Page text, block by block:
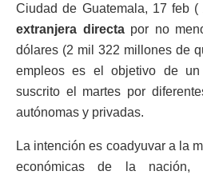
Ciudad de Guatemala, 17 feb (
extranjera directapor no
dólares (2 mil 322 millones de
empleos es el objetivo de un
suscrito el martes por
autónomas y privadas.
La intención es coadyuvar a la
económicas de la nación,